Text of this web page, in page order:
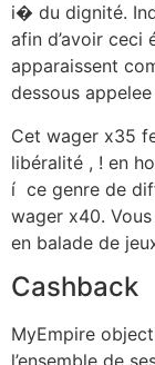
i� du dignité.
afin d’avoir ceci
apparaissent
dessous
Cet wager x35
libéralité , ! en
í ce genre de
wager x40.
en balade de
Cashback
MyEmpire
l’ensemble de